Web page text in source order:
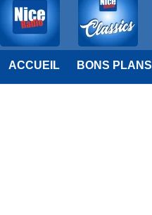
ACCUEIL BONS PLANS